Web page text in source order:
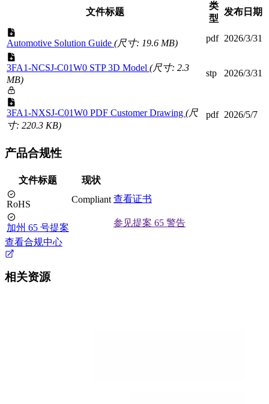
文件标题
类
型
发布日期
Automotive Solution Guide (尺寸: 19.6 MB) pdf 2026/3/31
3FA1-NCSJ-C01W0 STP 3D Model (尺寸: 2.3
MB)
stp 2026/3/31
3FA1-NXSJ-C01W0 PDF Customer Drawing (尺
寸: 220.3 KB)
pdf 2026/5/7
产品合规性
文件标题 现状
RoHS Compliant 查看证书
加州 65 号提案
参见提案 65 警告
查看合规中心
相关资源